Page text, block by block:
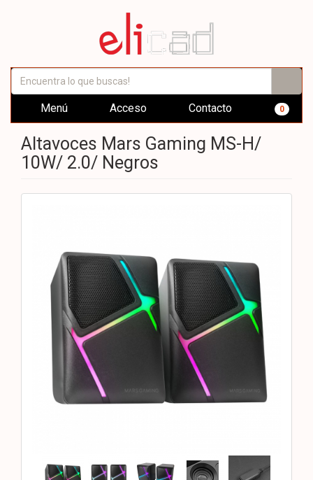
Menú Acceso Contacto 0
Altavoces Mars Gaming MS-H/
10W/ 2.0/ Negros